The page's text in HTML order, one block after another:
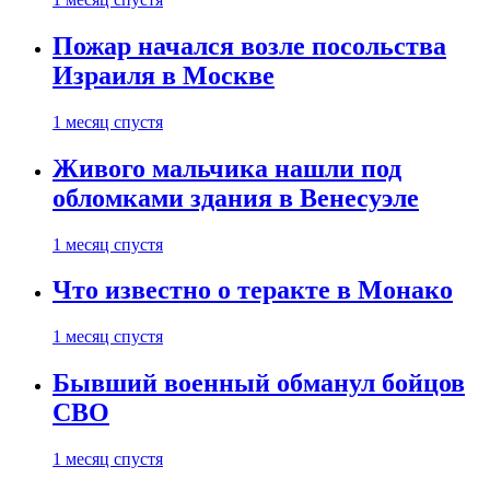
Пожар начался возле посольства
Израиля в Москве
1 месяц спустя
Живого мальчика нашли под
обломками здания в Венесуэле
1 месяц спустя
Что известно о теракте в Монако
1 месяц спустя
Бывший военный обманул бойцов
СВО
1 месяц спустя